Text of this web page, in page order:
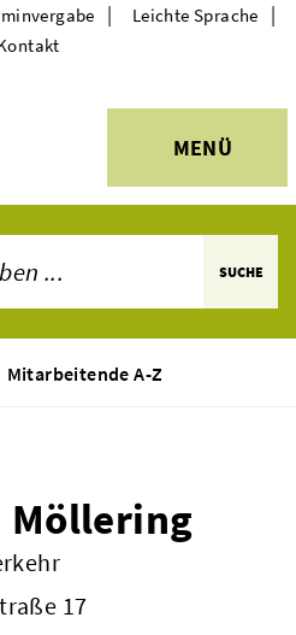
MENÜ
| Leichte Sprache |
SUCHE
Mitarbeitende A-Z
Möllering
17